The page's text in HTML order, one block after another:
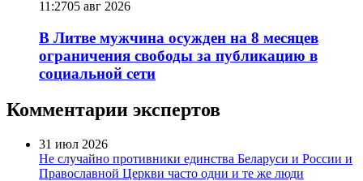
11:2705 авг 2026
В Литве мужчина осужден на 8 месяцев
ограничения свободы за публикацию в
социальной сети
Комментарии экспертов
31 июл 2026
Не случайно противники единства Беларуси и России и
Православной Церкви часто одни и те же люди